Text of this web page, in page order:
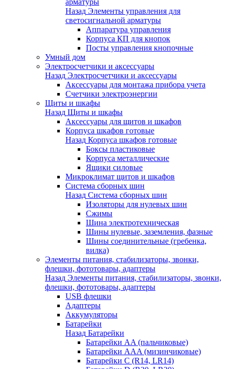
арматуры
Назад Элементы управления для
светосигнальной арматуры
Аппаратура управления
Корпуса КП для кнопок
Посты управления кнопочные
Умный дом
Электросчетчики и аксессуары
Назад Электросчетчики и аксессуары
Аксессуары для монтажа прибора учета
Счетчики электроэнергии
Щиты и шкафы
Назад Щиты и шкафы
Аксессуары для щитов и шкафов
Корпуса шкафов готовые
Назад Корпуса шкафов готовые
Боксы пластиковые
Корпуса металлические
Ящики силовые
Микроклимат щитов и шкафов
Система сборных шин
Назад Система сборных шин
Изоляторы для нулевых шин
Сжимы
Шина электротехническая
Шины нулевые, заземления, фазные
Шины соединительные (гребенка,
вилка)
Элементы питания, стабилизаторы, звонки,
флешки, фототовары, адаптеры
Назад Элементы питания, стабилизаторы, звонки,
флешки, фототовары, адаптеры
USB флешки
Адаптеры
Аккумуляторы
Батарейки
Назад Батарейки
Батарейки AA (пальчиковые)
Батарейки AAA (мизинчиковые)
Батарейки C (R14, LR14)